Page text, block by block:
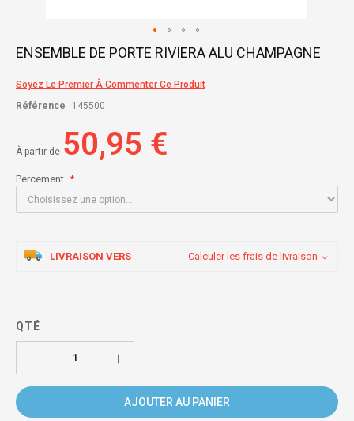
Skip
beginning
of
gallery
ENSEMBLE DE PORTE RIVIERA ALU CHAMPAGNE
Soyez Le Premier À Commenter Ce Produit
Référence
145500
À partir de 50,95 €
Percement
LIVRAISON VERS Calculer les frais de livraison
QTÉ
AJOUTER AU PANIER